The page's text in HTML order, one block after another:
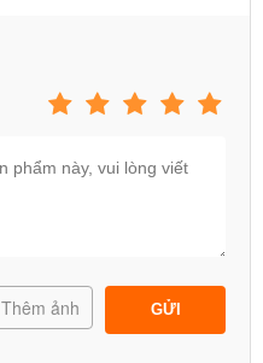
kỹ năng cực kỳ quan trọng
rời xa màn hình điện thoại, iPad
tác trực tiếp với bạn bè hoặc
GỬI
Thêm ảnh